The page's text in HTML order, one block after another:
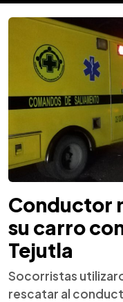
Conductor
su carro
Tejutla
Socorristas
rescatar al